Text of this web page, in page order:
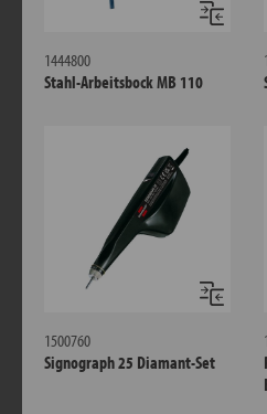
1444800
Stahl-Arbeitsbock MB 110
1500760
Signograph 25 Diamant-Set